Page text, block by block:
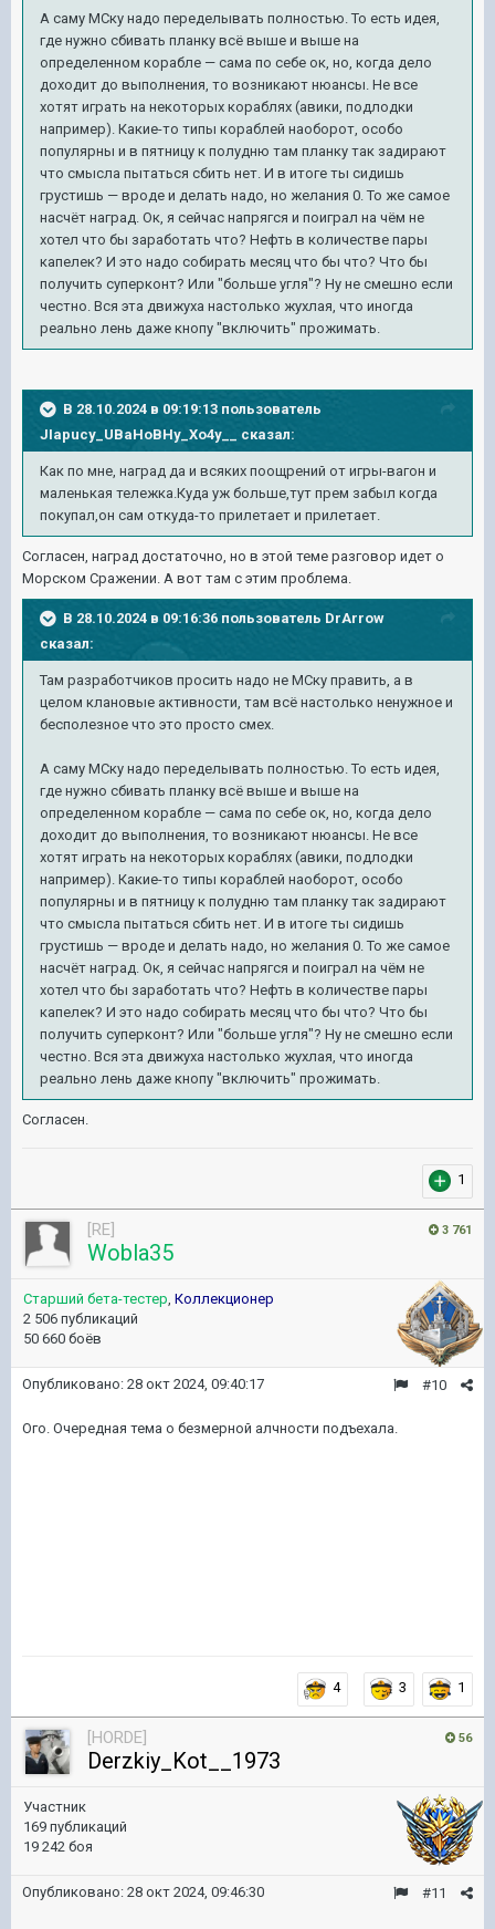
А саму МСку надо переделывать полностью. То есть идея,
где нужно сбивать планку всё выше и выше на
определенном корабле — сама по себе ок, но, когда дело
доходит до выполнения, то возникают нюансы. Не все
хотят играть на некоторых кораблях (авики, подлодки
например). Какие-то типы кораблей наоборот, особо
популярны и в пятницу к полудню там планку так задирают
что смысла пытаться сбить нет. И в итоге ты сидишь
грустишь — вроде и делать надо, но желания 0. То же самое
насчёт наград. Ок, я сейчас напрягся и поиграл на чём не
хотел что бы заработать что? Нефть в количестве пары
капелек? И это надо собирать месяц что бы что? Что бы
получить суперконт? Или "больше угля"? Ну не смешно если
честно. Вся эта движуха настолько жухлая, что иногда
реально лень даже кнопу "включить" прожимать.
В 28.10.2024 в 09:19:13 пользователь
JIapucy_UBaHoBHy_Xo4y__ сказал:
Как по мне, наград да и всяких поощрений от игры-вагон и
маленькая тележка.Куда уж больше,тут прем забыл когда
покупал,он сам откуда-то прилетает и прилетает.
Согласен, наград достаточно, но в этой теме разговор идет о
Морском Сражении. А вот там с этим проблема.
В 28.10.2024 в 09:16:36 пользователь DrArrow
сказал:
Там разработчиков просить надо не МСку править, а в
целом клановые активности, там всё настолько ненужное и
бесполезное что это просто смех.
А саму МСку надо переделывать полностью. То есть идея,
где нужно сбивать планку всё выше и выше на
определенном корабле — сама по себе ок, но, когда дело
доходит до выполнения, то возникают нюансы. Не все
хотят играть на некоторых кораблях (авики, подлодки
например). Какие-то типы кораблей наоборот, особо
популярны и в пятницу к полудню там планку так задирают
что смысла пытаться сбить нет. И в итоге ты сидишь
грустишь — вроде и делать надо, но желания 0. То же самое
насчёт наград. Ок, я сейчас напрягся и поиграл на чём не
хотел что бы заработать что? Нефть в количестве пары
капелек? И это надо собирать месяц что бы что? Что бы
получить суперконт? Или "больше угля"? Ну не смешно если
честно. Вся эта движуха настолько жухлая, что иногда
реально лень даже кнопу "включить" прожимать.
Согласен.
1
3 761
[RE]
Wobla35
Старший бета-тестер, Коллекционер
2 506 публикаций
50 660 боёв
#10
Опубликовано: 28 окт 2024, 09:40:17
Ого. Очередная тема о безмерной алчности подъехала.
4 3 1
56
[HORDE]
Derzkiy_Kot__1973
Участник
169 публикаций
19 242 боя
#11
Опубликовано: 28 окт 2024, 09:46:30